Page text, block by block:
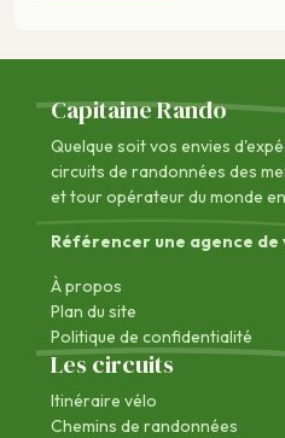
Capitaine Rando
Quelque soit vos envies
circuits de randonnées des
et tour opérateur du monde
Référencer une agence de
À propos
Plan du site
Politique de confidentialité
Les circuits
Itinéraire vélo
Chemins de randonnées